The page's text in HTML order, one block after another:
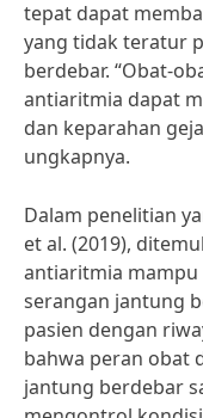
tepat dapat
yang tidak teratur
berdebar. “Obat-
antiaritmia dapat
dan keparahan
ungkapnya.
Dalam penelitian
et al. (2019),
antiaritmia
serangan jantung
pasien dengan
bahwa peran obat
jantung berdebar